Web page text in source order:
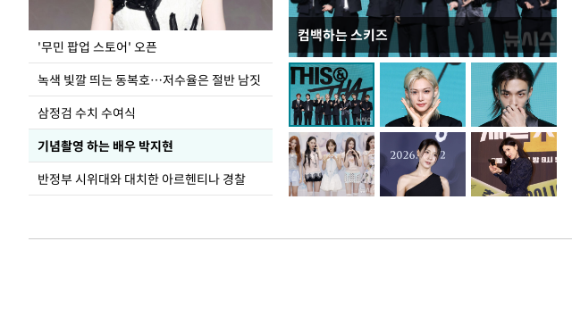
'무민 팝업 스토어' 오픈
녹색 빛깔 띄는 동복호…저수율은 절반 남짓
삼정검 수치 수여식
기념촬영 하는 배우 박지현
반정부 시위대와 대치한 아르헨티나 경찰
컴백하는 스키즈
지석천 뒤덮은 개구리밥